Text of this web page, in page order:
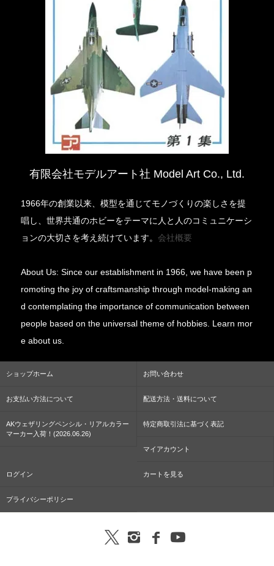
有限会社モデルアート社 Model Art Co., Ltd.
1966年の創業以来、模型を通じてモノづくりの楽しさを提
唱し、世界共通のホビーをテーマに人と人のコミュニケーシ
ョンの大切さを考え続けています。会社概要
About Us: Since our establishment in 1966, we have been p
romoting the joy of craftsmanship through model-making an
d contemplating the importance of communication between
people based on the universal theme of hobbies. Learn mor
e about us.
ショップホーム お問い合わせ
お支払い方法について 配送方法・送料について
AKウェザリングペンシル・リアルカラー
マーカー入荷！(2026.06.26)
特定商取引法に基づく表記
マイアカウント
ログイン カートを見る
プライバシーポリシー